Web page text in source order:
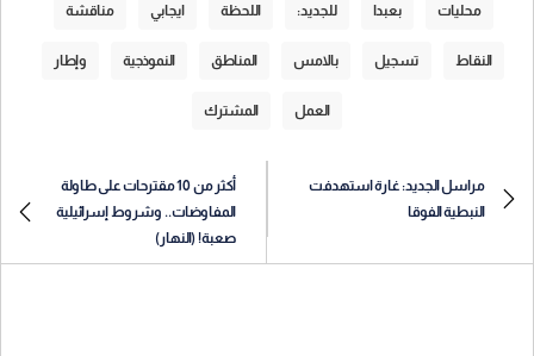
محليات بعبدا للجديد: اللحظة ايجابي مناقشة
النقاط تسجيل بالامس المناطق النموذجية وإطار
العمل المشترك
مراسل الجديد: غارة استهدفت
النبطية الفوقا
أكثر من 10 مقترحات على طاولة
المفاوضات.. وشروط إسرائيلية
صعبة! (النهار)